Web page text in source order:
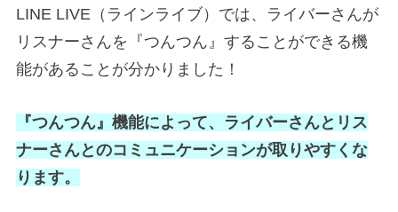
LINE LIVE（ラインライブ）では、ライバーさんが
リスナーさんを『つんつん』することができる機
能があることが分かりました！
『つんつん』機能によって、ライバーさんとリス
ナーさんとのコミュニケーションが取りやすくな
ります。